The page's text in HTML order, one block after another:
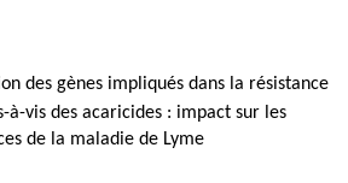
des gènes impliqués dans la résistance
à-vis des acaricides : impact sur les
de la maladie de Lyme